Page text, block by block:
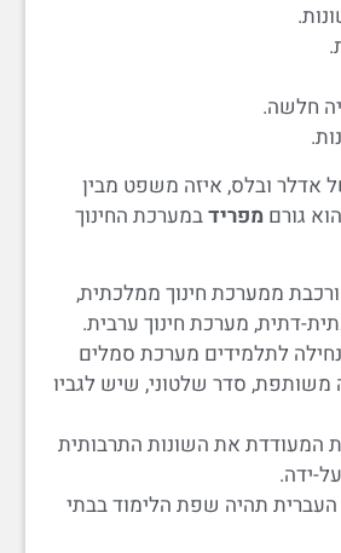
חלשה.
אדלר ובלס, איזה משפט מבין
גורם מפרידבמערכת החינוך
ממערכת חינוך ממלכתית,
דתית, מערכת חינוך ערבית.
לתלמידים מערכת סמלים
משותפת, סדר שלטוני, שיש לגביו
המעודדת את השונות התרבותית
ידה.
תהיה שפת הלימוד בבתי